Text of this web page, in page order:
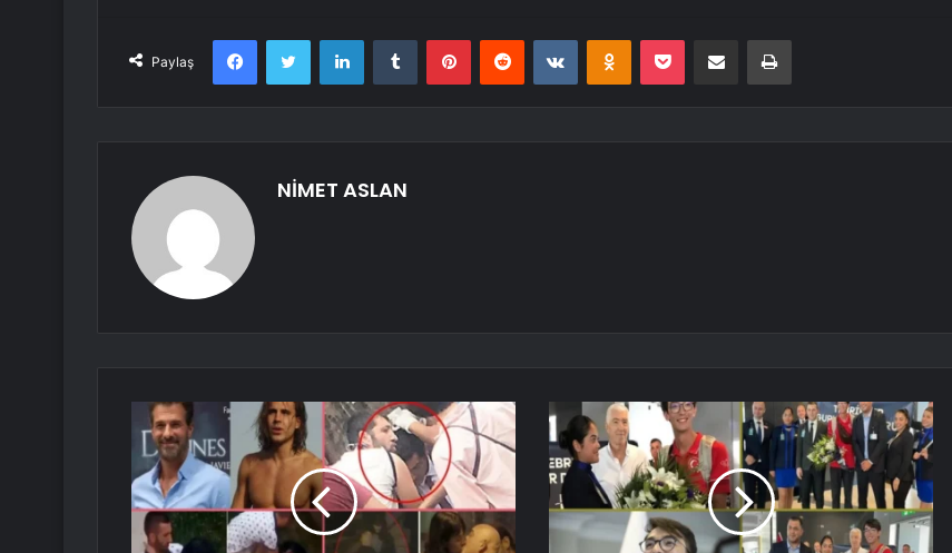
Paylaş
FacebookTwitter LinkedInTumblr PinterestReddit VKontakteOdnoklassniki
Pocket E-Posta ile paylaş Yazdır
NİMET ASLAN